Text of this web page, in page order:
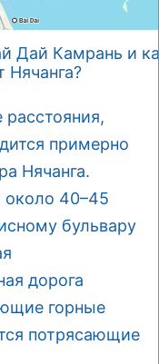
Дай Камрань и
Нячанга?
примерно
Нячанга.
около 40–45
бульвару
дорога
горные
потрясающие